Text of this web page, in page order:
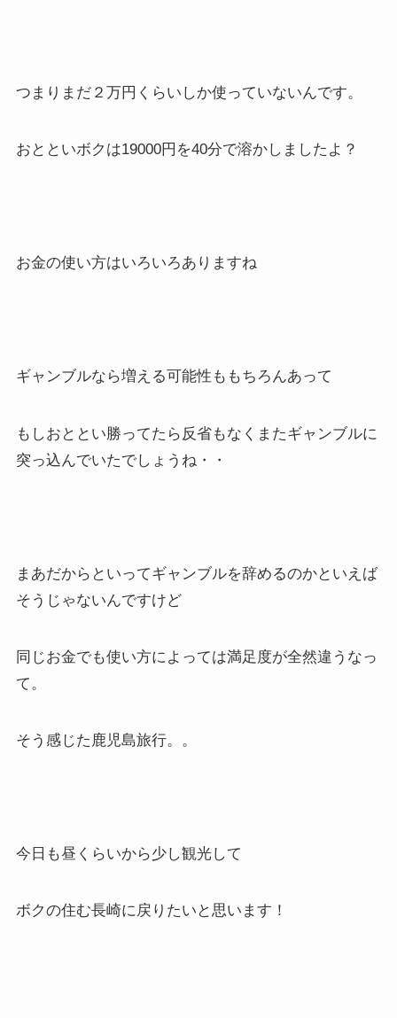
つまりまだ２万円くらいしか使っていないんです。
おとといボクは19000円を40分で溶かしましたよ？
お金の使い方はいろいろありますね
ギャンブルなら増える可能性ももちろんあって
もしおととい勝ってたら反省もなくまたギャンブルに
突っ込んでいたでしょうね・・
まあだからといってギャンブルを辞めるのかといえば
そうじゃないんですけど
同じお金でも使い方によっては満足度が全然違うなっ
て。
そう感じた鹿児島旅行。。
今日も昼くらいから少し観光して
ボクの住む長崎に戻りたいと思います！